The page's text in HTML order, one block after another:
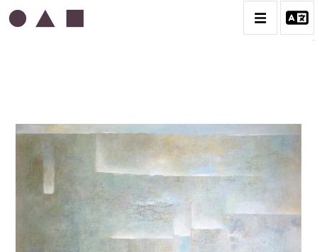
ABDELKADER GUERMAZ
BIOGRAPHIE
LA PRESSE AU SUJET DE GUERMAZ
TÉMOIGNAGES AU SUJET DE GUERMAZ
CATALOGUE DES OEUVRES